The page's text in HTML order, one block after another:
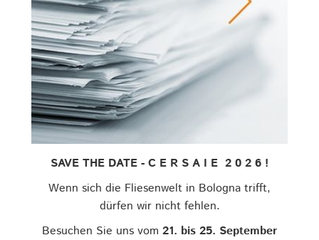
SAVE THE DATE - C E R S A I E 2 0 2 6 !
Wenn sich die Fliesenwelt in Bologna trifft,
dürfen wir nicht fehlen.
Besuchen Sie uns vom 21. bis 25. September